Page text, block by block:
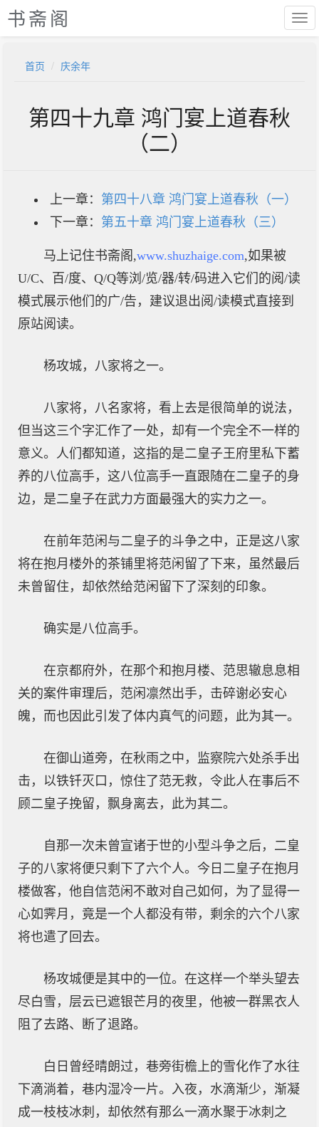
书斋阁
首页 庆余年
第四十九章 鸿门宴上道春秋
（二）
上一章： 第四十八章 鸿门宴上道春秋（一）
下一章： 第五十章 鸿门宴上道春秋（三）
马上记住书斋阁,www.shuzhaige.com,如果被
U/C、百/度、Q/Q等浏/览/器/转/码进入它们的阅/读
模式展示他们的广/告，建议退出阅/读模式直接到
原站阅读。
杨攻城，八家将之一。
八家将，八名家将，看上去是很简单的说法，
但当这三个字汇作了一处，却有一个完全不一样的
意义。人们都知道，这指的是二皇子王府里私下蓄
养的八位高手，这八位高手一直跟随在二皇子的身
边，是二皇子在武力方面最强大的实力之一。
在前年范闲与二皇子的斗争之中，正是这八家
将在抱月楼外的茶铺里将范闲留了下来，虽然最后
未曾留住，却依然给范闲留下了深刻的印象。
确实是八位高手。
在京都府外，在那个和抱月楼、范思辙息息相
关的案件审理后，范闲凛然出手，击碎谢必安心
魄，而也因此引发了体内真气的问题，此为其一。
在御山道旁，在秋雨之中，监察院六处杀手出
击，以铁钎灭口，惊住了范无救，令此人在事后不
顾二皇子挽留，飘身离去，此为其二。
自那一次未曾宣诸于世的小型斗争之后，二皇
子的八家将便只剩下了六个人。今日二皇子在抱月
楼做客，他自信范闲不敢对自己如何，为了显得一
心如霁月，竟是一个人都没有带，剩余的六个八家
将也遣了回去。
杨攻城便是其中的一位。在这样一个举头望去
尽白雪，层云已遮银芒月的夜里，他被一群黑衣人
阻了去路、断了退路。
白日曾经晴朗过，巷旁街檐上的雪化作了水往
下滴淌着，巷内湿冷一片。入夜，水滴渐少，渐凝
成一枝枝冰刺，却依然有那么一滴水聚于冰刺之